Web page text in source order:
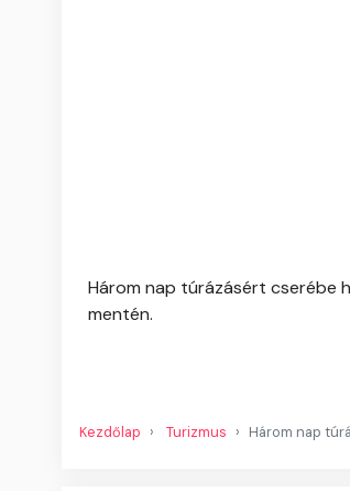
Három nap túrázásért cserébe
mentén.
Kezdőlap Turizmus Három nap